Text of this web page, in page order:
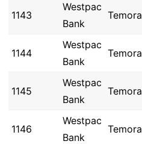
1143
Westpac
Bank
Temora
1144
Westpac
Bank
Temora
1145
Westpac
Bank
Temora
1146
Westpac
Bank
Temora